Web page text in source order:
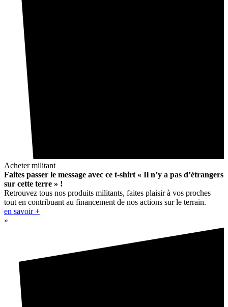
Acheter militant
Faites passer le message avec ce t-shirt « Il n’y a pas d’étrangers
sur cette terre » !
Retrouvez tous nos produits militants, faites plaisir à vos proches
tout en contribuant au financement de nos actions sur le terrain.
en savoir +
»